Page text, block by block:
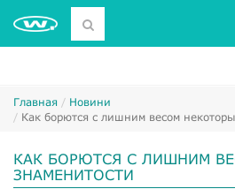
Главная
Новини
Как борются с лишним весом
КАК БОРЮТСЯ С ЛИШНИМ
ЗНАМЕНИТОСТИ